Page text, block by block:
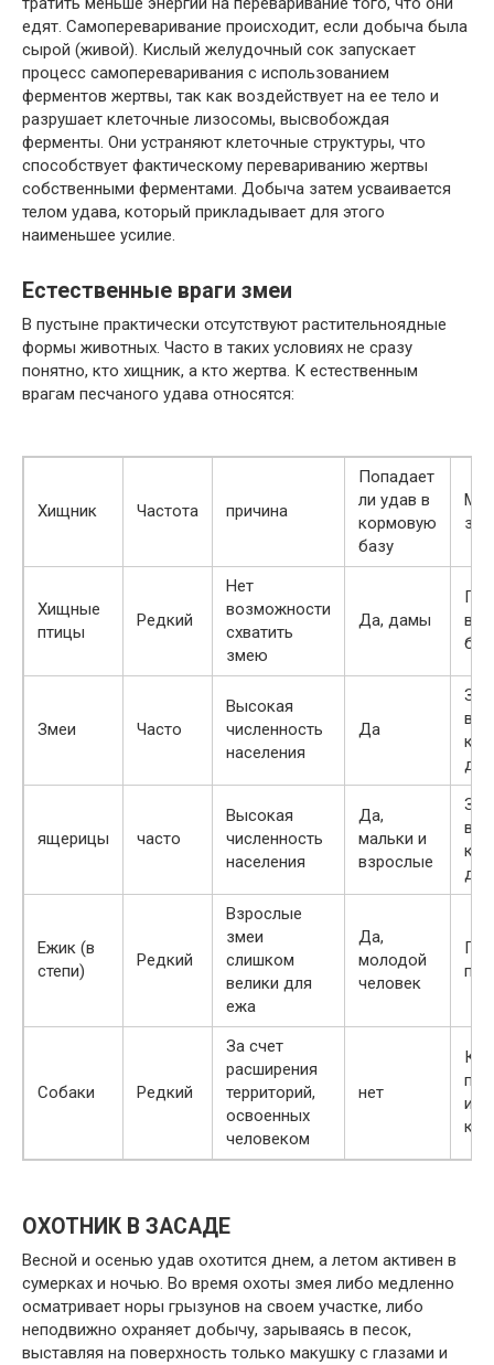
едят. Самопереваривание происходит, если добыча была
сырой (живой). Кислый желудочный сок запускает
процесс самопереваривания с использованием
ферментов жертвы, так как воздействует на ее тело и
разрушает клеточные лизосомы, высвобождая
ферменты. Они устраняют клеточные структуры, что
способствует фактическому перевариванию жертвы
собственными ферментами. Добыча затем усваивается
телом удава, который прикладывает для этого
наименьшее усилие.
Естественные враги змеи
В пустыне практически отсутствуют растительноядные
формы животных. Часто в таких условиях не сразу
понятно, кто хищник, а кто жертва. К естественным
врагам песчаного удава относятся:
Хищник Частота причина
Попадает
ли удав в
кормовую
базу
Хищные
птицы
Редкий
Нет
возможности
схватить
змею
Да, дамы
в
Змеи Часто
Высокая
численность
населения
Да
в
ящерицы часто
Высокая
численность
населения
Да,
мальки и
взрослые
в
Ежик (в
степи)
Редкий
Взрослые
змеи
слишком
велики для
ежа
Да,
молодой
человек
Собаки Редкий
За счет
расширения
территорий,
освоенных
человеком
нет
ОХОТНИК В ЗАСАДЕ
Весной и осенью удав охотится днем, а летом активен в
сумерках и ночью. Во время охоты змея либо медленно
осматривает норы грызунов на своем участке, либо
неподвижно охраняет добычу, зарываясь в песок,
выставляя на поверхность только макушку с глазами и